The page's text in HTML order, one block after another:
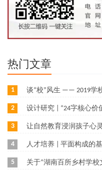
热门文章
1 谈“校”风生 —— 2019学
2 设计研究 | “24字核心价
3 让自然教育浸润孩子心灵
4 人才培养 | 平面构成的
5 关于“湖南百所乡村学